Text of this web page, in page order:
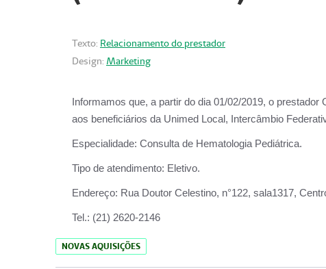
Texto: Relacionamento do prestador
Design: Marketing
Informamos que, a partir do dia 01/02/2019, o prestador
aos beneficiários da Unimed Local, Intercâmbio
Especialidade: Consulta de Hematologia Pediátrica.
Tipo de atendimento: Eletivo.
Endereço: Rua Doutor Celestino, n°122, sala1317,
Tel.: (21) 2620-2146
NOVAS AQUISIÇÕES